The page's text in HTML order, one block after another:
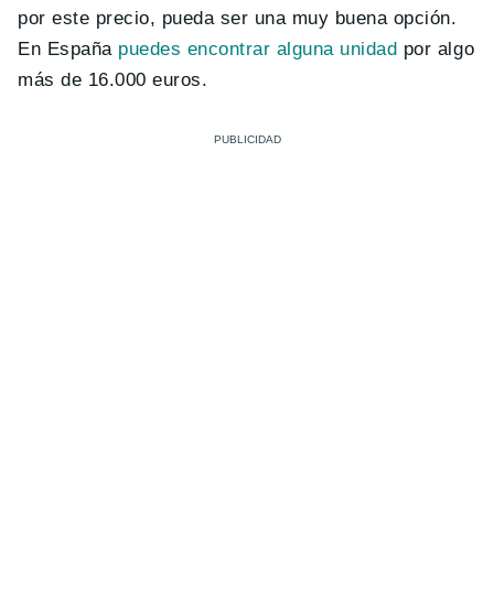
por este precio, pueda ser una muy buena opción.
En España puedes encontrar alguna unidad por algo
más de 16.000 euros.